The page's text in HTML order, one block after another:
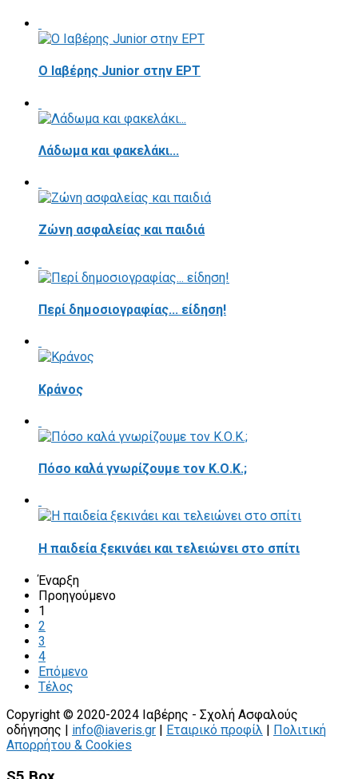
Ο Ιαβέρης Junior στην ΕΡΤ
Λάδωμα και φακελάκι...
Ζώνη ασφαλείας και παιδιά
Περί δημοσιογραφίας... είδηση!
Κράνος
Πόσο καλά γνωρίζουμε τον Κ.Ο.Κ.;
Η παιδεία ξεκινάει και τελειώνει στο σπίτι
Έναρξη
Προηγούμενο
1
2
3
4
Επόμενο
Τέλος
Copyright © 2020-2024 Ιαβέρης - Σχολή Ασφαλούς
οδήγησης | info@iaveris.gr | Εταιρικό προφίλ | Πολιτική
Απορρήτου & Cookies